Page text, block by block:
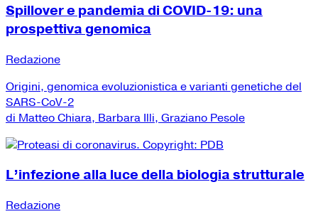
Spillover e pandemia di COVID-19: una
prospettiva genomica
Redazione
Origini, genomica evoluzionistica e varianti genetiche del
SARS-CoV-2
di Matteo Chiara, Barbara Illi, Graziano Pesole
L’infezione alla luce della biologia strutturale
Redazione